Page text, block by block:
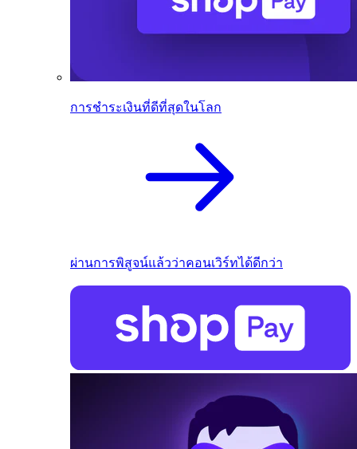
การชำระเงินที่ดีที่สุดในโลก
ผ่านการพิสูจน์แล้วว่าคอนเวิร์ทได้ดีกว่า